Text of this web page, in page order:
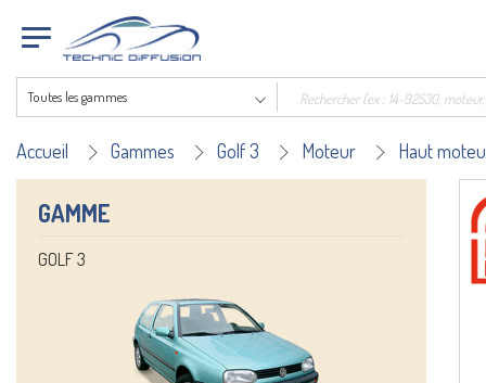
Toutes les gammes
Accueil Gammes Golf 3 Moteur Haut
GAMME
GOLF 3